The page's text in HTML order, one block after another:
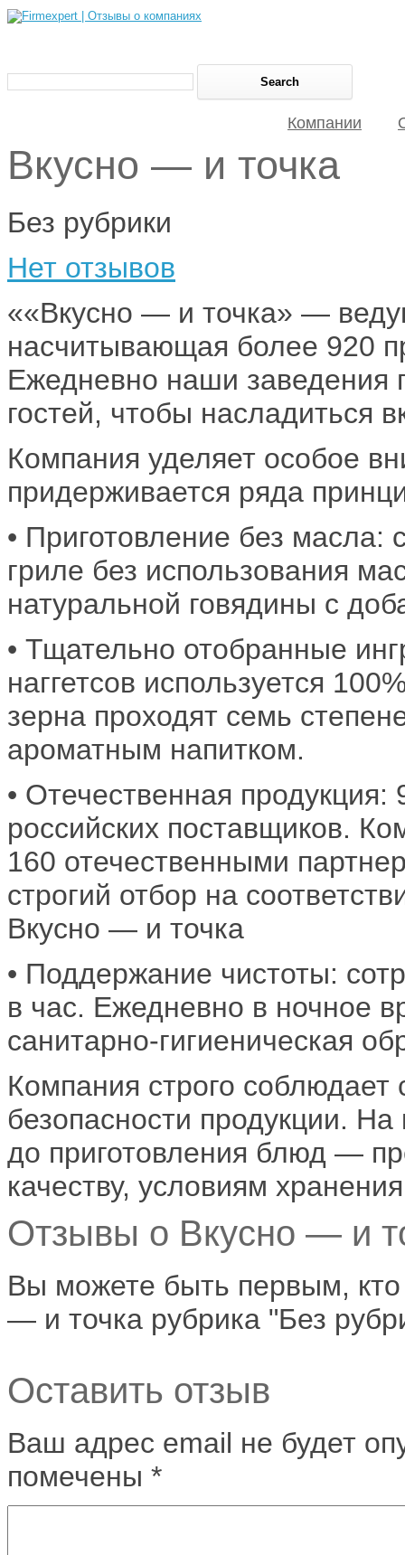
Компании
Вкусно — и точка
Без рубрики
Нет отзывов
«​«Вкусно — и точка» —
насчитывающая более 920
Ежедневно наши заведения
гостей, чтобы насладиться
Компания уделяет особое
придерживается ряда
• Приготовление без масла:
гриле без использования
натуральной говядины с
• Тщательно отобранные
наггетсов используется
зерна проходят семь
ароматным напитком.​
• Отечественная продукция:
российских поставщиков.
160 отечественными
строгий отбор на
Вкусно — и точка
• Поддержание чистоты:
в час. Ежедневно в ночное
санитарно-гигиеническая
Компания строго соблюдает
безопасности продукции.
до приготовления блюд —
качеству, условиям
Отзывы о Вкусно — и
Вы можете быть первым,
— и точка рубрика "Без
Оставить отзыв
Ваш адрес email не будет
помечены *